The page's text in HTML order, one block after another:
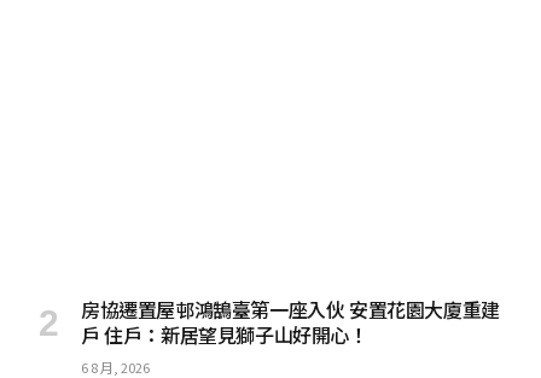
房協遷置屋邨鴻鵠臺第一座入伙 安置花園大廈重建
戶 住戶：新居望見獅子山好開心！
6 8 月, 2026